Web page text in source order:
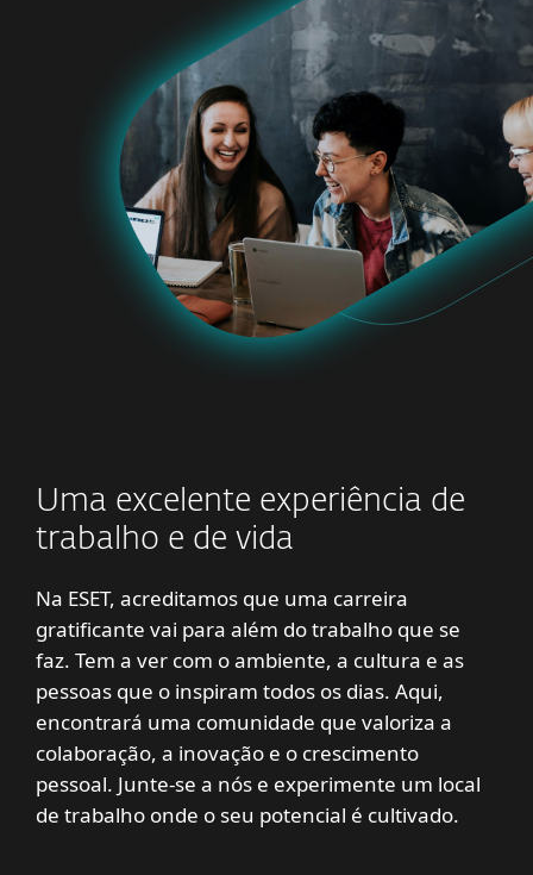
Uma excelente experiência de
trabalho e de vida
Na ESET, acreditamos que uma carreira
gratificante vai para além do trabalho que se
faz. Tem a ver com o ambiente, a cultura e as
pessoas que o inspiram todos os dias. Aqui,
encontrará uma comunidade que valoriza a
colaboração, a inovação e o crescimento
pessoal. Junte-se a nós e experimente um local
de trabalho onde o seu potencial é cultivado.